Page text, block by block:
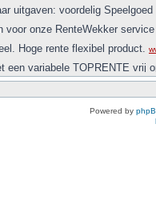
Powered by